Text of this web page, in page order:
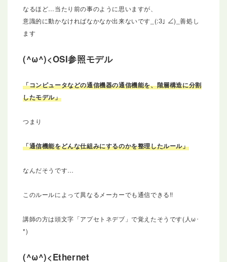
なるほど…当たり前の事のように思いますが、
意識的に動かなければなかなか出来ないです_(:З｣ ∠)_善処し
ます
OSI参照モデル
「コンピュータなどの通信機器の通信機能を、階層構造に分割
したモデル」
つまり
「通信機能をどんな仕組みにするのかを整理したルール」
なんだそうです…
このルールによって異なるメーカーでも通信できる!!
講師の方は頭文字「アプセトネデブ」で覚えたそうです(人ω･
*)
Ethernet